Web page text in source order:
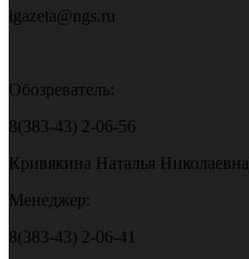
igazeta@ngs.ru
Обозреватель:
8(383-43) 2-06-56
Кривякина Наталья Николаевна
Менеджер:
8(383-43) 2-06-41